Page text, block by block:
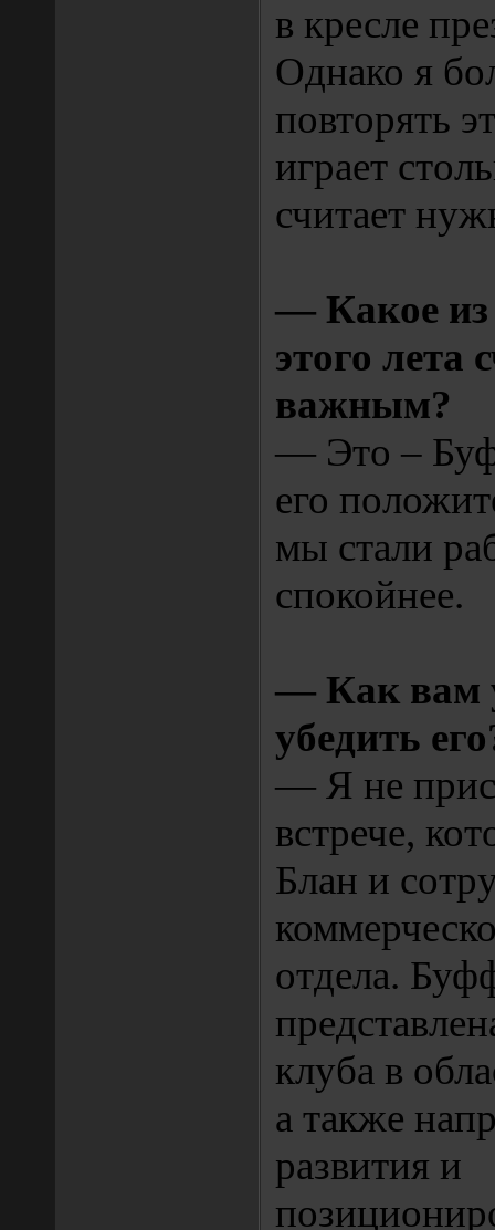
в кресле
Однако я
повторять
играет
считает
— Какое из
этого лета
важным?
— Это –
его
мы стали
спокойнее.
— Как вам
убедить
— Я не
встрече,
Блан и
отдела.
клуба в
а также
развития и